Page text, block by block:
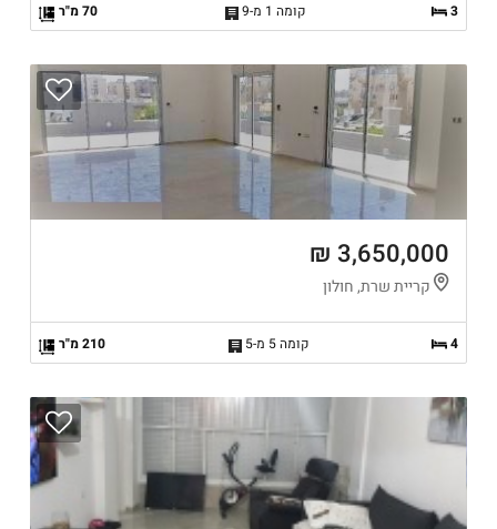
3 קומה 1 מ-9 70 מ"ר
3,650,000 ₪
קריית שרת, חולון
4 קומה 5 מ-5 210 מ"ר